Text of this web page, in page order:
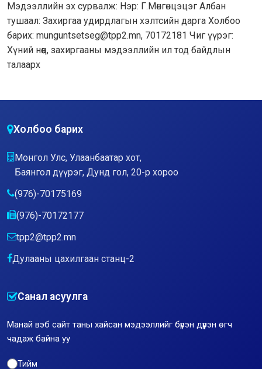
Мэдээллийн эх сурвалж: Нэр: Г.Мөнгөнцэцэг Албан
тушаал: Захиргаа удирдлагын хэлтсийн дарга Холбоо
барих: munguntsetseg@tpp2.mn, 70172181 Чиг үүрэг:
Хүний нөөц, захиргааны мэдээллийн ил тод байдлын
талаарх
Холбоо барих
Монгол Улс, Улаанбаатар хот,
Баянгол дүүрэг, Дунд гол, 20-р хороо
(976)-70175169
(976)-70172177
tpp2@tpp2.mn
Дулааны цахилгаан станц-2
Санал асуулга
Манай вэб сайт таны хайсан мэдээллийг бүрэн дүүрэн өгч
чадаж байна уу
Тийм